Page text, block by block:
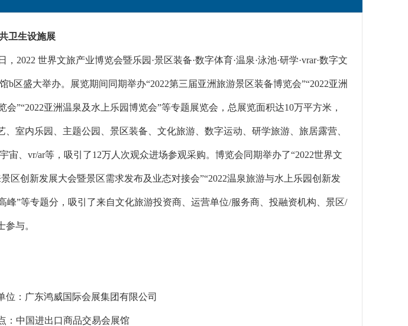
卫生设施展
2022 世界文旅产业博览会暨乐园·景区装备·数字体育·温泉·泳池·研学·vrar·数字文
b区盛大举办。展览期间同期举办“2022第三届亚洲旅游景区装备博览会”“2022亚洲
会”“2022亚洲温泉及水上乐园博览会”等专题展览会，总展览面积达10万平方米，
室内乐园、主题公园、景区装备、文化旅游、数字运动、研学旅游、旅居露营、
宙、vr/ar等，吸引了12万人次观众进场参观采购。博览会同期举办了“2022世界文
区创新发展大会暨景区需求发布及业态对接会”“2022温泉旅游与水上乐园创新发
峰”等专题分，吸引了来自文化旅游投资商、运营单位/服务商、投融资机构、景区/
与。
广东鸿威国际会展集团有限公司
中国进出口商品交易会展馆